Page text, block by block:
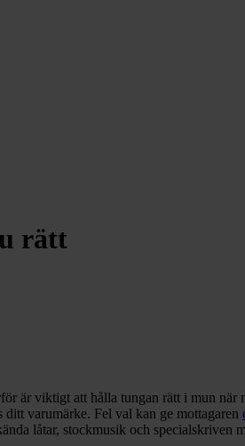
rätt
är viktigt att hålla tungan rätt i mun
varumärke. Fel val kan ge mottagaren
låtar, stockmusik och specialskriven